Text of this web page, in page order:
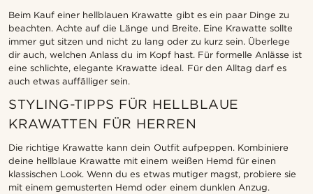
Beim Kauf einer hellblauen Krawatte gibt es ein paar Dinge zu
beachten. Achte auf die Länge und Breite. Eine Krawatte sollte
immer gut sitzen und nicht zu lang oder zu kurz sein. Überlege
dir auch, welchen Anlass du im Kopf hast. Für formelle Anlässe ist
eine schlichte, elegante Krawatte ideal. Für den Alltag darf es
auch etwas auffälliger sein.
STYLING-TIPPS FÜR HELLBLAUE
KRAWATTEN FÜR HERREN
Die richtige Krawatte kann dein Outfit aufpeppen. Kombiniere
deine hellblaue Krawatte mit einem weißen Hemd für einen
klassischen Look. Wenn du es etwas mutiger magst, probiere sie
mit einem gemusterten Hemd oder einem dunklen Anzug.